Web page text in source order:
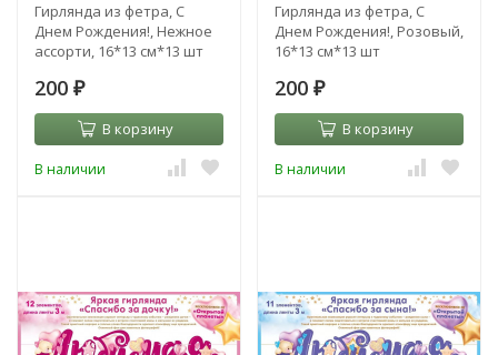
Гирлянда из фетра, С
Днем Рождения!, Нежное
ассорти, 16*13 см*13 шт
200 ₽
В корзину
В наличии
Гирлянда из фетра, С
Днем Рождения!, Розовый,
16*13 см*13 шт
200 ₽
В корзину
В наличии